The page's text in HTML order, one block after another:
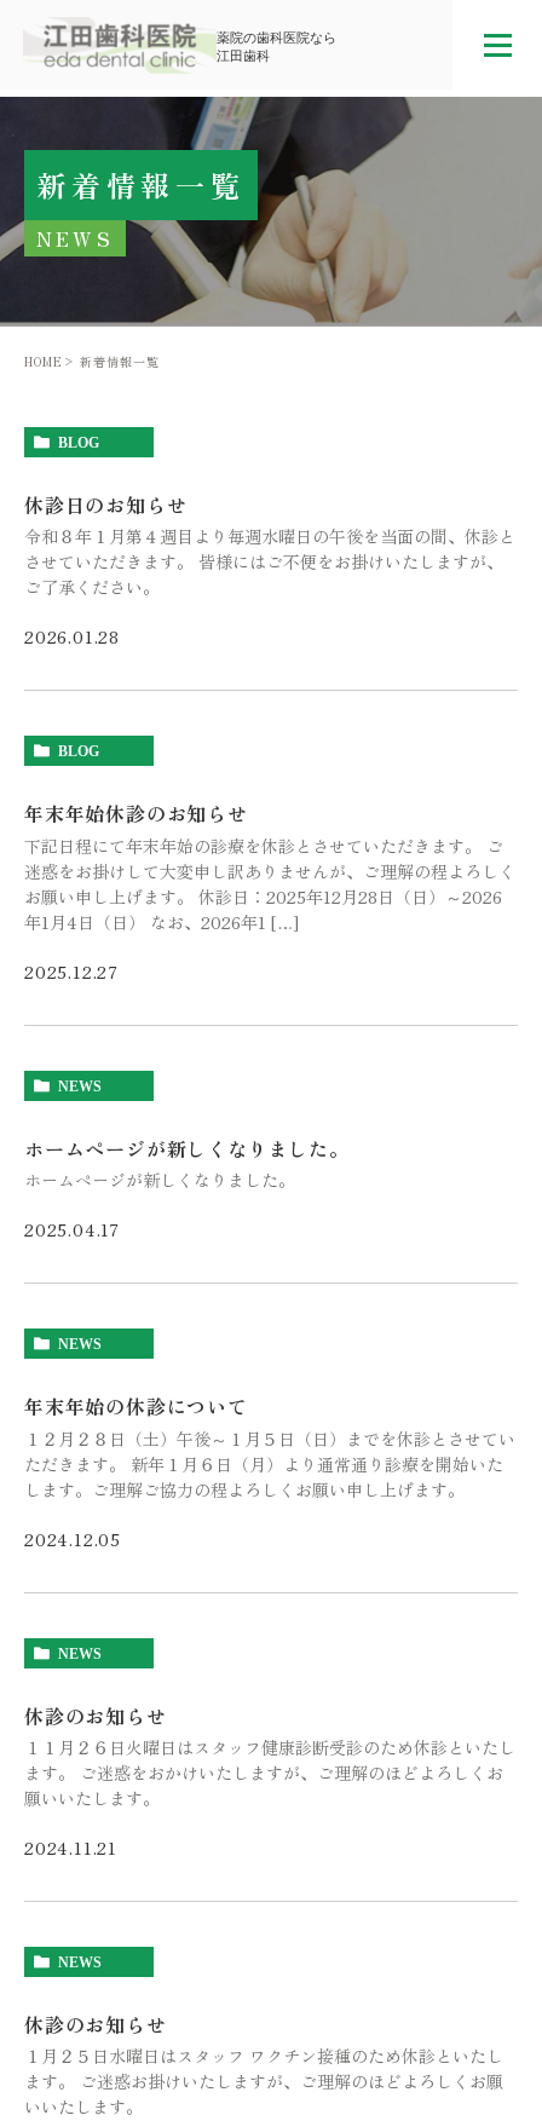
薬院の歯科医院なら
江田歯科
新着情報一覧
NEWS
HOME 新着情報一覧
BLOG
休診日のお知らせ
令和８年１月第４週目より毎週水曜日の午後を当面の間、休診と
させていただきます。 皆様にはご不便をお掛けいたしますが、
ご了承ください。
2026.01.28
BLOG
年末年始休診のお知らせ
下記日程にて年末年始の診療を休診とさせていただきます。 ご
迷惑をお掛けして大変申し訳ありませんが、ご理解の程よろしく
お願い申し上げます。 休診日：2025年12月28日（日）～2026
年1月4日（日） なお、2026年1 […]
2025.12.27
NEWS
ホームページが新しくなりました。
ホームページが新しくなりました。
2025.04.17
NEWS
年末年始の休診について
１２月２８日（土）午後～１月５日（日）までを休診とさせてい
ただきます。 新年１月６日（月）より通常通り診療を開始いた
します。ご理解ご協力の程よろしくお願い申し上げます。
2024.12.05
NEWS
休診のお知らせ
１１月２６日火曜日はスタッフ健康診断受診のため休診といたし
ます。 ご迷惑をおかけいたしますが、ご理解のほどよろしくお
願いいたします。
2024.11.21
NEWS
休診のお知らせ
１月２５日水曜日はスタッフ ワクチン接種のため休診といたし
ます。 ご迷惑お掛けいたしますが、ご理解のほどよろしくお願
いいたします。